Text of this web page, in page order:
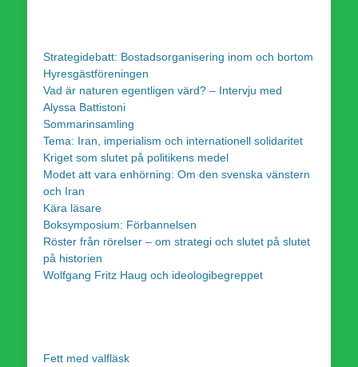
Strategidebatt: Bostadsorganisering inom och bortom
Hyresgästföreningen
Vad är naturen egentligen värd? – Intervju med
Alyssa Battistoni
Sommarinsamling
Tema: Iran, imperialism och internationell solidaritet
Kriget som slutet på politikens medel
Modet att vara enhörning: Om den svenska vänstern
och Iran
Kära läsare
Boksymposium: Förbannelsen
Röster från rörelser – om strategi och slutet på slutet
på historien
Wolfgang Fritz Haug och ideologibegreppet
Fett med valfläsk